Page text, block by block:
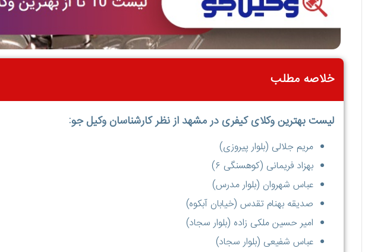
خلاصه مطلب
لیست بهترین وکلای کیفری در مشهد از نظر کارشناسان وکیل جو:
مریم جلالی (بلوار پیروزی)
بهزاد فریمانی (کوهسنگی ۶)
عباس شهروان (بلوار مدرس)
صدیقه بهنام تقدس (خیابان آبکوه)
امیر حسین ملکی زاده (بلوار سجاد)
عباس شفیعی (بلوار سجاد)